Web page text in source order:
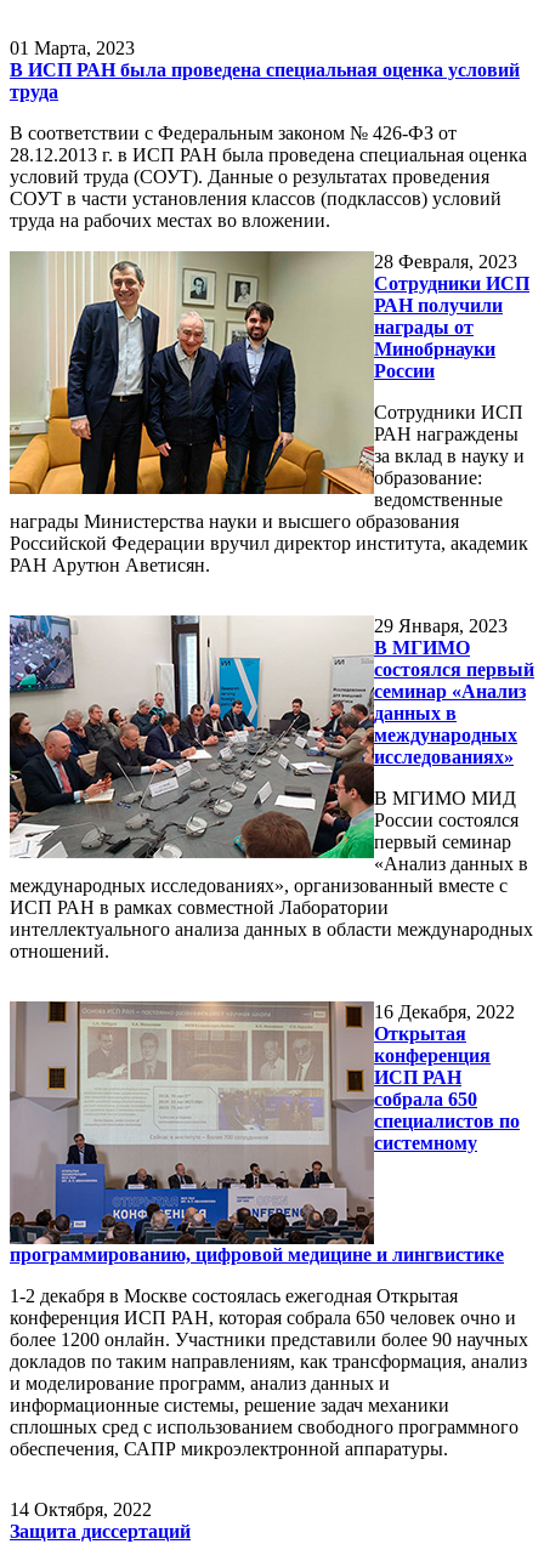
01 Марта, 2023
В ИСП РАН была проведена специальная оценка условий
труда
В соответствии с Федеральным законом № 426-ФЗ от
28.12.2013 г. в ИСП РАН была проведена специальная оценка
условий труда (СОУТ). Данные о результатах проведения
СОУТ в части установления классов (подклассов) условий
труда на рабочих местах во вложении.
28 Февраля, 2023
Сотрудники ИСП
РАН получили
награды от
Минобрнауки
России
Сотрудники ИСП
РАН награждены
за вклад в науку и
образование:
ведомственные
награды Министерства науки и высшего образования
Российской Федерации вручил директор института, академик
РАН Арутюн Аветисян.
29 Января, 2023
В МГИМО
состоялся первый
семинар «Анализ
данных в
международных
исследованиях»
В МГИМО МИД
России состоялся
первый семинар
«Анализ данных в
международных исследованиях», организованный вместе с
ИСП РАН в рамках совместной Лаборатории
интеллектуального анализа данных в области международных
отношений.
16 Декабря, 2022
Открытая
конференция
ИСП РАН
собрала 650
специалистов по
системному
программированию, цифровой медицине и лингвистике
1-2 декабря в Москве состоялась ежегодная Открытая
конференция ИСП РАН, которая собрала 650 человек очно и
более 1200 онлайн. Участники представили более 90 научных
докладов по таким направлениям, как трансформация, анализ
и моделирование программ, анализ данных и
информационные системы, решение задач механики
сплошных сред с использованием свободного программного
обеспечения, САПР микроэлектронной аппаратуры.
14 Октября, 2022
Защита диссертаций